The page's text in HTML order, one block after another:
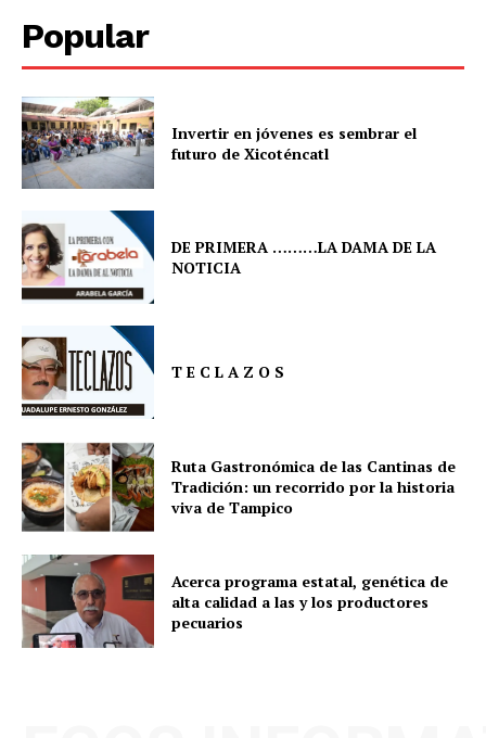
Popular
Invertir en jóvenes es sembrar el
futuro de Xicoténcatl
DE PRIMERA ………LA DAMA DE LA
NOTICIA
T E C L A Z O S
Ruta Gastronómica de las Cantinas de
Tradición: un recorrido por la historia
viva de Tampico
Acerca programa estatal, genética de
alta calidad a las y los productores
pecuarios